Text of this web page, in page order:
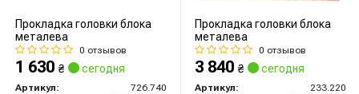
Прокладка головки блока
металева
0 отзывов
1 630 ₴ сегодня
Артикул:
726.740
Прокладка головки блока
металева
0 отзывов
3 840 ₴ сегодня
Артикул:
233.220